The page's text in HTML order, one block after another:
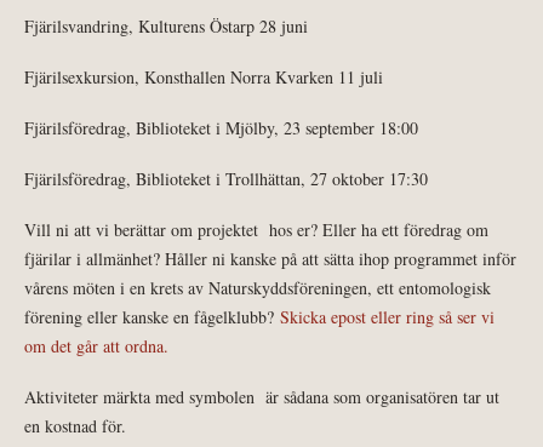
Fjärilsvandring, Kulturens Östarp 28 juni
Fjärilsexkursion, Konsthallen Norra Kvarken 11 juli
Fjärilsföredrag, Biblioteket i Mjölby, 23 september 18:00
Fjärilsföredrag, Biblioteket i Trollhättan, 27 oktober 17:30
Vill ni att vi berättar om projektet hos er? Eller ha ett föredrag om
fjärilar i allmänhet? Håller ni kanske på att sätta ihop programmet inför
vårens möten i en krets av Naturskyddsföreningen, ett entomologisk
förening eller kanske en fågelklubb? Skicka epost eller ring så ser vi
om det går att ordna.
Aktiviteter märkta med symbolen är sådana som organisatören tar ut
en kostnad för.